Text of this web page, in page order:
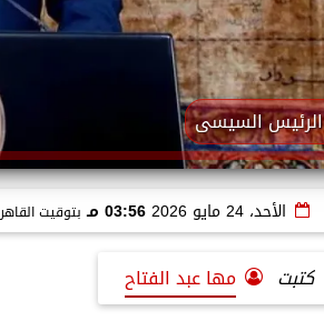
الرئيس السيسى
الأحد، 24 مايو 2026 03:56 مـ بتوقيت
كتبت
مها عبد الفتاح